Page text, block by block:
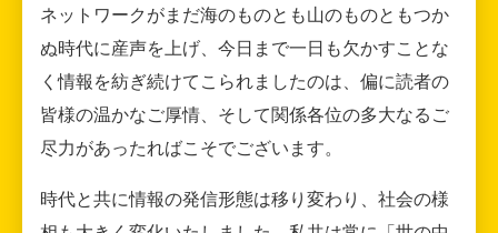
ネットワークがまだ海のものとも山のものともつか
ぬ時代に産声を上げ、今日まで一日も欠かすことな
く情報を紡ぎ続けてこられましたのは、偏に読者の
皆様の温かなご厚情、そして関係各位の多大なるご
尽力があったればこそでございます。
時代と共に情報の発信形態は移り変わり、社会の様